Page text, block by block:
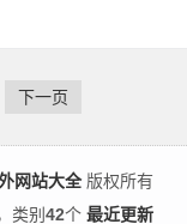
下一页
网站大全版权所有
类别 42个 最近更新